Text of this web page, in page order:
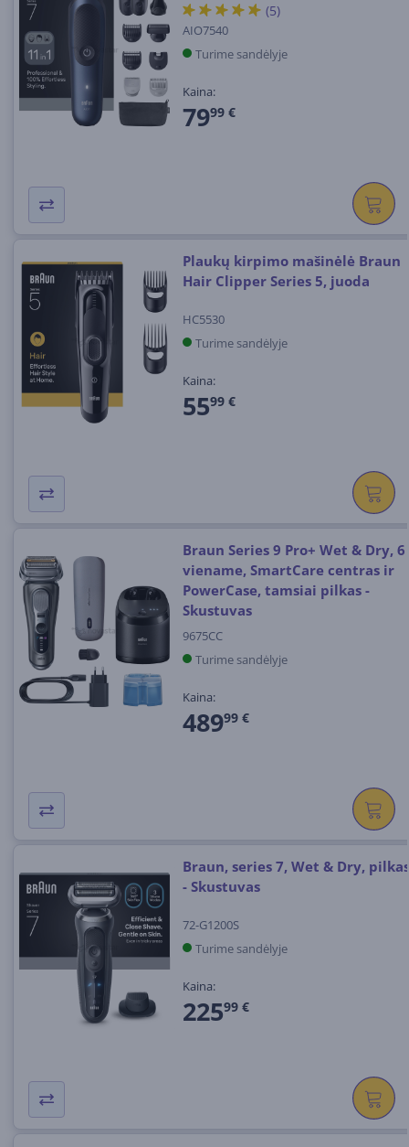
(5)
AIO7540
Turime sandėlyje
Kaina:
7999 €
Plaukų kirpimo mašinėlė Braun
Hair Clipper Series 5, juoda
HC5530
Turime sandėlyje
Kaina:
5599 €
Braun Series 9 Pro+ Wet & Dry, 6
viename, SmartCare centras ir
PowerCase, tamsiai pilkas -
Skustuvas
9675CC
Turime sandėlyje
Kaina:
48999 €
Braun, series 7, Wet & Dry, pilkas
- Skustuvas
72-G1200S
Turime sandėlyje
Kaina:
22599 €